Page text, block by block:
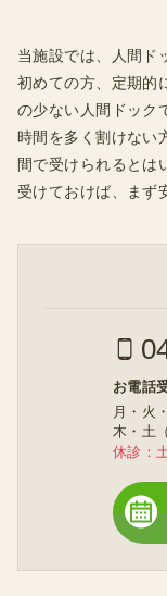
当施設では、人間ド
初めての方、定期的
の少ない人間ドック
時間を多く割けない
間で受けられるとは
受けておけば、まず
お電話
月・火
木・土
休診：